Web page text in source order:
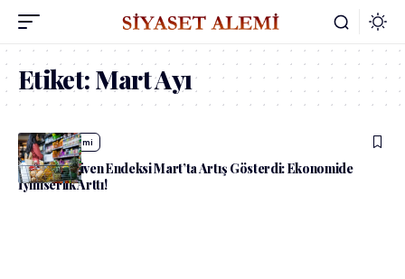
Etiket:Mart Ayı
admin Ekonomi
Tüketici Güven Endeksi Mart’ta Artış Gösterdi: Ekonomide
İyimserlik Arttı!